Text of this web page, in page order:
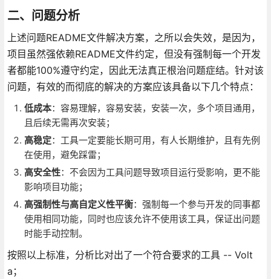
二、问题分析
上述问题README文件解决方案，之所以会失效，是因为，
项目虽然强依赖README文件约定，但没有强制每一个开发
者都能100%遵守约定，因此无法真正根治问题症结。针对该
问题，有效的而彻底的解决的方案应该具备以下几个特点：
低成本：容易理解，容易安装，安装一次，多个项目通用，
且后续无需再次安装；
高稳定：工具一定要能长期可用，有人长期维护，且有先例
在使用，避免踩雷；
高安全性：不会因为工具问题导致项目运行受影响，更不能
影响项目功能；
高强制性与高自定义性平衡：强制每一个参与开发的同事都
使用相同功能，同时也应该允许不使用该工具，保证出问题
时能手动控制。
按照以上标准，分析比对出了一个符合要求的工具 -- Volt
a；